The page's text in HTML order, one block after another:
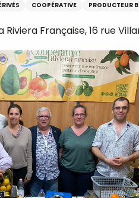
COOPÉRATIVE PRODUCTEUR
Française, 16 rue